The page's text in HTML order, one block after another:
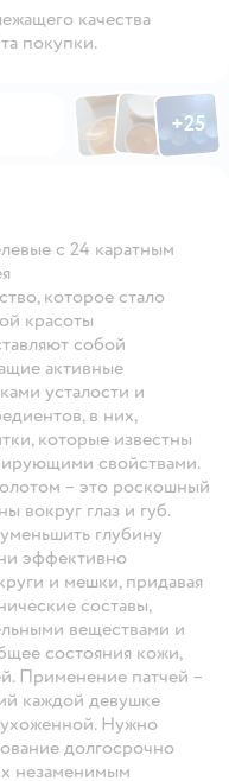
качества
покупки.
ФотоФотоФото
+25
Открыть
с 24 каратным
которое стало
красоты
собой
активные
усталости и
в них,
которые известны
свойствами.
– это роскошный
вокруг глаз и губ.
глубину
эффективно
и мешки, придавая
составы,
веществами и
состояния кожи,
Применение патчей –
каждой девушке
ухоженной. Нужно
долгосрочно
незаменимым